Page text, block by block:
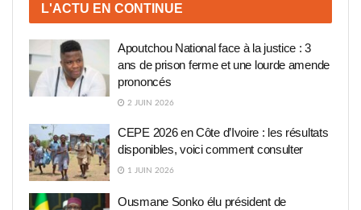
L'ACTU EN CONTINUE
Apoutchou National face à la justice : 3
ans de prison ferme et une lourde amende
prononcés
2 JUIN 2026
CEPE 2026 en Côte d’Ivoire : les résultats
disponibles, voici comment consulter
1 JUIN 2026
Ousmane Sonko élu président de